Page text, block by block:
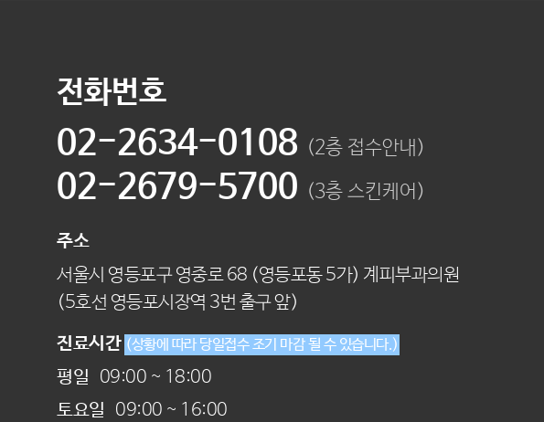
전화번호
02-2634-0108 (2층 접수안내)
02-2679-5700 (3층 스킨케어)
주소
서울시 영등포구 영중로 68 (영등포동 5가) 계피부과의원
(5호선 영등포시장역 3번 출구 앞)
진료시간 (상황에 따라 당일접수 조기 마감 될 수 있습니다.)
평일
09:00 ~ 18:00
토요일
09:00 ~ 16:00